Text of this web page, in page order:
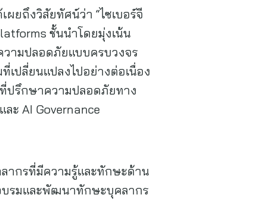
ยถึงวิสัยทัศน์ว่า “ไซเบอร์จี
ชั้นนำโดยมุ่งเน้น
ามปลอดภัยแบบครบวงจร
ปลี่ยนแปลงไปอย่างต่อเนื่อง
ปรึกษาความปลอดภัยทาง
ะ AI Governance
ากรที่มีความรู้และทักษะด้าน
บรมและพัฒนาทักษะบุคลากร